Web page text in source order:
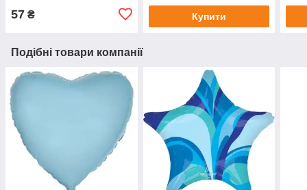
57 ₴ Купити
Подібні товари компанії